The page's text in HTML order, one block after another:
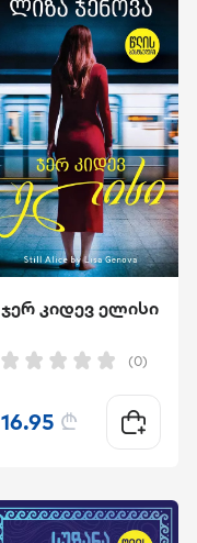
ჯერ კიდევ ელისი
(0)
16.95 ₾